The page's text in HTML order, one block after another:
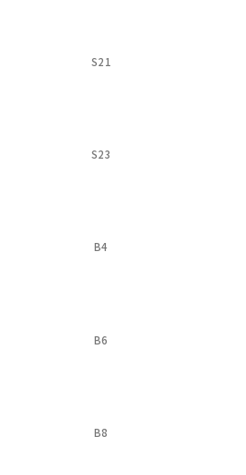
S21
S23
B4
B6
B8